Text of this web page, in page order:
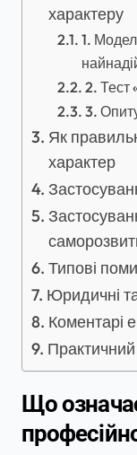
характеру
1.
2. Тест
3.
Як
характер
Типові
Юридичні та
Коментарі
Що